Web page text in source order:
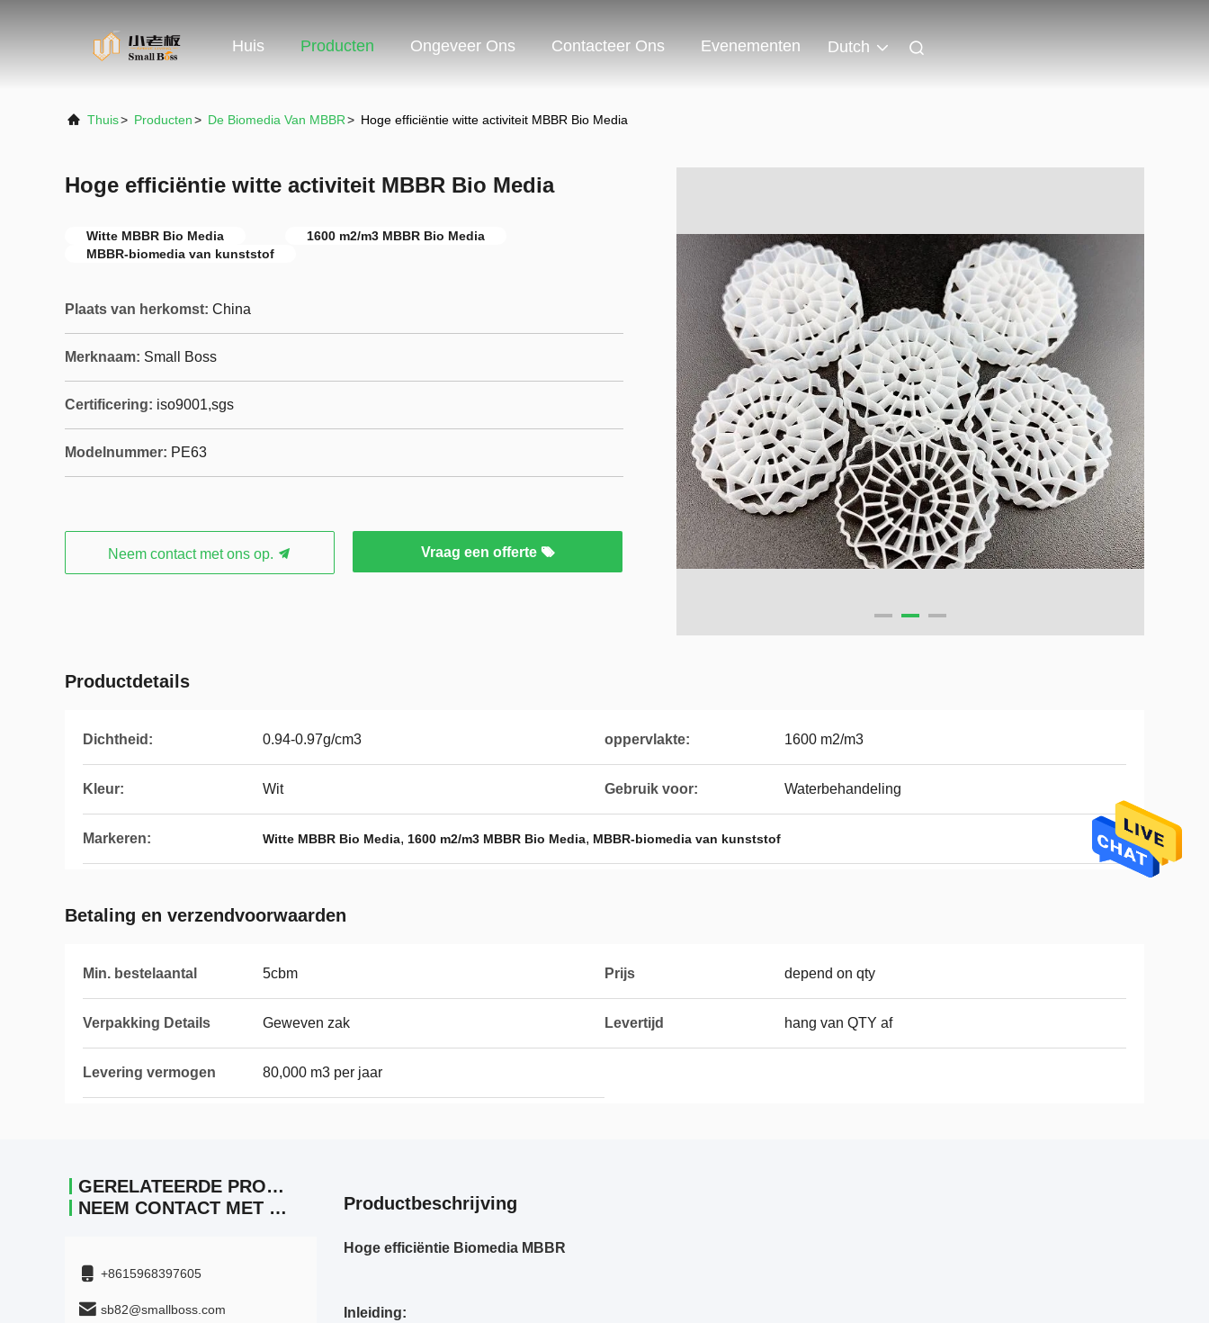
Huis Producten Ongeveer Ons Contacteer Ons Evenementen Dutch
Thuis> Producten> De Biomedia Van MBBR> Hoge efficiëntie witte activiteit MBBR Bio Media
Hoge efficiëntie witte activiteit MBBR Bio Media
Witte MBBR Bio Media
1600 m2/m3 MBBR Bio Media
MBBR-biomedia van kunststof
Plaats van herkomst: China
Merknaam: Small Boss
Certificering: iso9001,sgs
Modelnummer: PE63
Neem contact met ons op. Vraag een offerte
Productdetails
Dichtheid: 0.94-0.97g/cm3 oppervlakte: 1600 m2/m3
Kleur: Wit Gebruik voor: Waterbehandeling
Markeren: Witte MBBR Bio Media, 1600 m2/m3 MBBR Bio Media, MBBR-biomedia van kunststof
Betaling en verzendvoorwaarden
Min. bestelaantal 5cbm Prijs depend on qty
Verpakking Details Geweven zak Levertijd hang van QTY af
Levering vermogen 80,000 m3 per jaar
GERELATEERDE PRODUCTEN
NEEM CONTACT MET ONS OP.
+8615968397605
sb82@smallboss.com
Productbeschrijving
Hoge efficiëntie Biomedia MBBR
Inleiding: